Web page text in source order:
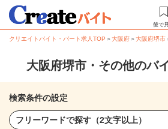
後で
クリエイトバイト・パート求人TOP ＞大阪府＞大阪府堺市
大阪府堺市・その他のバ
検索条件の設定